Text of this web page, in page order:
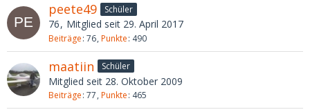
peete49 Schüler
76 Mitglied seit 29. April 2017
Beiträge 76 Punkte 490
maatiin Schüler
Mitglied seit 28. Oktober 2009
Beiträge 77 Punkte 465